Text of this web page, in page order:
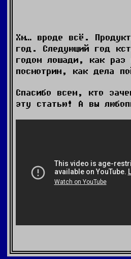
Хм… вроде всё.
год. Следующий год
годом лошади, как раз
посмотрим, как дела
Спасибо всем, кто
эту статью! А вы